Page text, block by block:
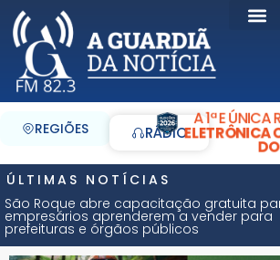
REGIÕES RÁDIO
A 1ª E ÚNICA
ELETRÔNICA
ÚLTIMAS NOTÍCIAS
São Roque abre capacitação gratuita
empresários aprenderem a vender para
prefeituras e órgãos públicos